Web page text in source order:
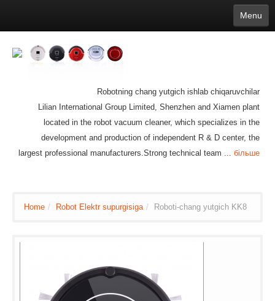
Menu
Deutsch
Português 日本語
Română Mongolian bāṅlā Norsk
Türkçe
Ўзбек тили
india Tiếng Việt
íslenska
Estonia
Bulgarian Ukrainian Slovenčina
Robotning chang yutgich ishlab chiqaruvchilar
Lilian International Group Limited, Shenzhen and Xiamen plant
located in the robot vacuum cleaner, which specializes in the
development and production of independent R & D center, the
largest professional manufacturers.Strong technical team ... більше
Home / Robot Elektr supurgisiga / Roboti-chang yutgich KK8